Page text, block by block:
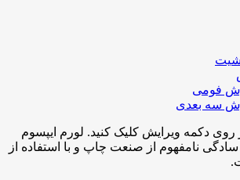
شیت
فومی
سه بعدی
روی دکمه ویرایش کلیک کنید. لورم ایپسوم
نامفهوم از صنعت چاپ و با استفاده از